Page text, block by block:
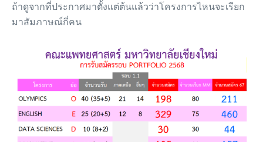
ถ้าดูจากที่ประกาศมาตั้งแต่ต้นแล้วว่าโครงการไหนจะเรียก
มาสัมภาษณ์กี่คน